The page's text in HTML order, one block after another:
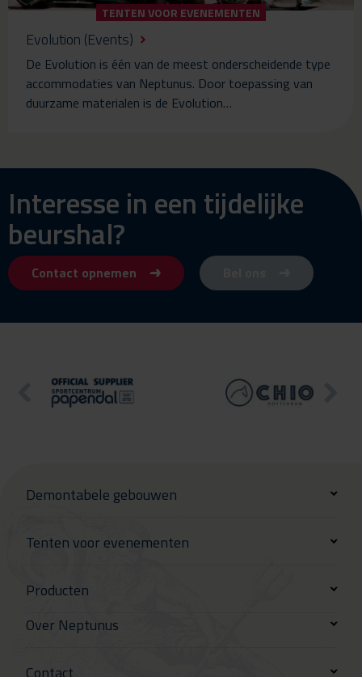
TENTEN VOOR EVENEMENTEN
Evolution (Events)
De Evolution is één van de meest onderscheidende type
accommodaties van Neptunus. Door toepassing van
duurzame materialen is de Evolution…
Interesse in een tijdelijke
beurshal?
Contact opnemen
Demontabele gebouwen
Tenten voor evenementen
Producten
Over Neptunus
Contact